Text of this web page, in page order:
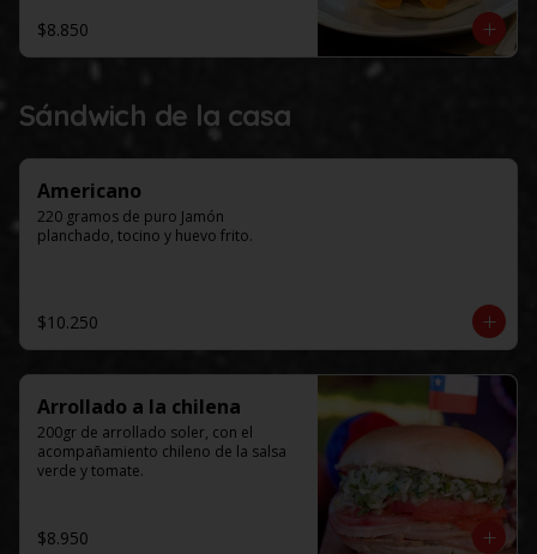
$8.850
Sándwich de la casa
Americano
220 gramos de puro Jamón
planchado, tocino y huevo frito.
$10.250
Arrollado a la chilena
200gr de arrollado soler, con el
acompañamiento chileno de la salsa
verde y tomate.
$8.950